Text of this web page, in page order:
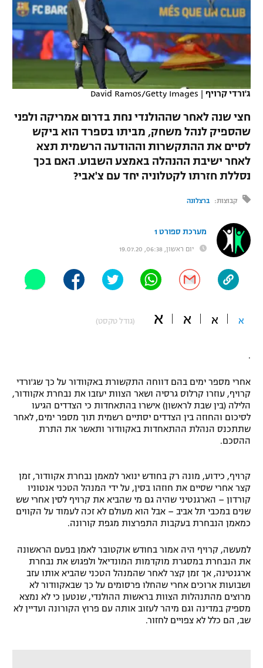
VOD
תוצאות
לוח שידורים
ברחבה
"מעל הליגה" – פודקאסט
"מחצית בשכונה" – פודקאסט
משתתפים וזוכים בפרסים
תקנון עבור פעילות אלקטרה
תקנון עבור פעילות ספורט 1 – "מרלן"
טניס
גיימינג E-Sports
תנאי שימוש
מדיניות פרטיות
תקנון פעילות ספורט 1
הצטרפות לחבילת הערוצים
לוח דרושים – ג'ובנט
תגיות
נבחרת ישראל
מכבי חיפה
בית"ר ירושלים
מכבי תל אביב
הפועל תל אביב
הפועל חיפה
בני יהודה
ליגה ספרדית
ליגה איטלקית
ליגה הולנדית
ליגה טורקית
ליגה סינית
ליגה ברזילאית
ליגות נוספות
כדורסל נשים
מכבי תל אביב
הפועל חולון
הפועל ירושלים
דני אבדיה
יורוקאפ
טניס
כדוריד
כדורעף
שחייה
ג'ודו
אגרוף
ספורט אולימפי
UFC
היאבקות WWE
אופניים
ספורט מוטורי
בייסבול MLB
ספורט אתגרי ואקסטרים
גיימינג E-Sports
ג'ורדי קרויף |
David Ramos/Getty Images
חצי שנה לאחר שההולנדי נחת בדרום אמריקה ולפני
שהספיק לנהל משחק, מביתו בספרד הוא ביקש
לסיים את ההתקשרות וההודעה הרשמית תצא
לאחר ישיבת ההנהלה באמצע השבוע. האם בכך
נסללת חזרתו לקטלוניה יחד עם צ'אבי?
קבוצות: ברצלונה
מערכת ספורט 1
יום ראשון, 06:38, 19.07.20
א א א א (גודל טקסט)
.
אחרי מספר ימים בהם דווחה התקשורת באקוודור על כך שג'ורדי
קרויף, עוזרו קרלוס גרסיה ושאר הצוות יעזבו את נבחרת אקוודור,
הלילה (בין שבת לראשון) אישרו בהתאחדות כי הצדדים הגיעו
לסיכום והחוזה בין הצדדים יסתיים רשמית תוך מספר ימים, לאחר
שתתכנס הנהלת ההתאחדות באקוודור ותאשר את התרת
ההסכם.
קרויף, כידוע, מונה רק בחודש ינואר למאמן נבחרת אקוודור, זמן
קצר אחרי שסיים את חוזהו בסין, על ידי המנהל הטכני אנטוניו
קורדון – הארגנטיני שהיה גם מי שהביא את קרויף לסין אחרי שש
שנים במכבי תל אביב – אבל הוא מעולם לא זכה לעמוד על הקווים
כמאמן הנבחרת בעקבות התפרצות מגפת קורונה.
למעשה, קרויף היה אמור בחודש אוקטובר לאמן בפעם הראשונה
את הנבחרת במסגרת מוקדמות המונדיאל ולפגוש את נבחרת
ארגנטינה, אך זמן קצר לאחר שהמנהל הטכני שהביא אותו עזב
ושבועות ארוכים אחרי שהחלו פרסומים על כך שבאקוודור לא
מרוצים מהתנהלות הצוות בראשות ההולנדי, שנטען כי לא נמצא
מספיק במדינה וגם מיהר לעזוב אותה עם פרוץ הקורונה ועדיין לא
שב, הם כלל לא צפויים לחזור.